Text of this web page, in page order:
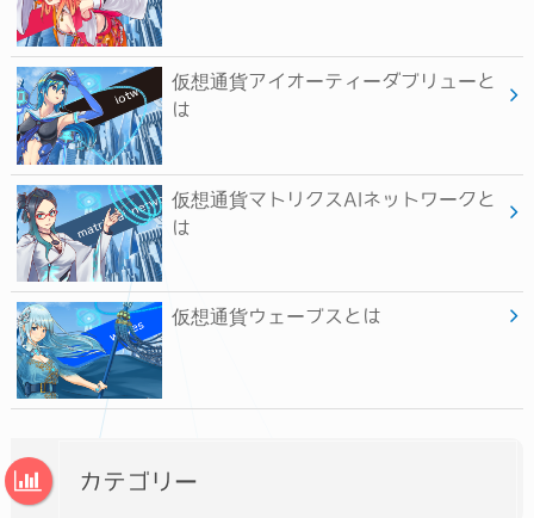
仮想通貨アイオーティーダブリューと
は
仮想通貨マトリクスAIネットワークと
は
仮想通貨ウェーブスとは
カテゴリー